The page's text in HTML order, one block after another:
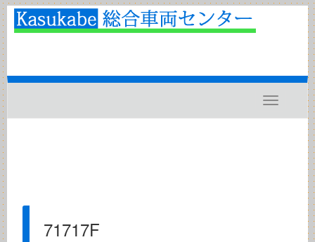
Toggle
navigation
71717F